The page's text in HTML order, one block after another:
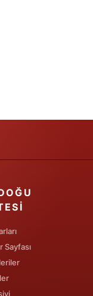
Sayfası